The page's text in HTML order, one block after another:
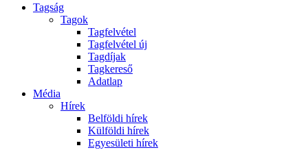
Tagság
Tagok
Tagfelvétel
Tagfelvétel új
Tagdíjak
Tagkereső
Adatlap
Média
Hírek
Belföldi hírek
Külföldi hírek
Egyesületi hírek